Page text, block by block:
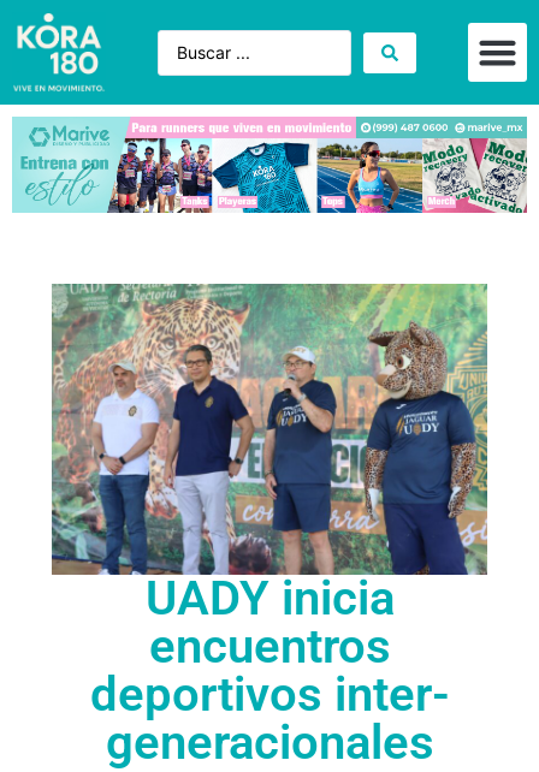
UADY inicia
encuentros
deportivos inter-
generacionales